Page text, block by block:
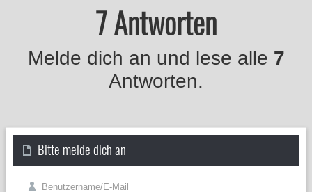
7 Antworten
Melde dich an und lese alle 7
Antworten.
Bitte melde dich an